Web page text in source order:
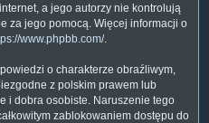
a jego autorzy nie kontrolują
za jego pomocą. Więcej informacji o
www.phpbb.com/.
o charakterze obraźliwym,
z polskim prawem lub
i dobra osobiste. Naruszenie tego
zablokowaniem dostępu do